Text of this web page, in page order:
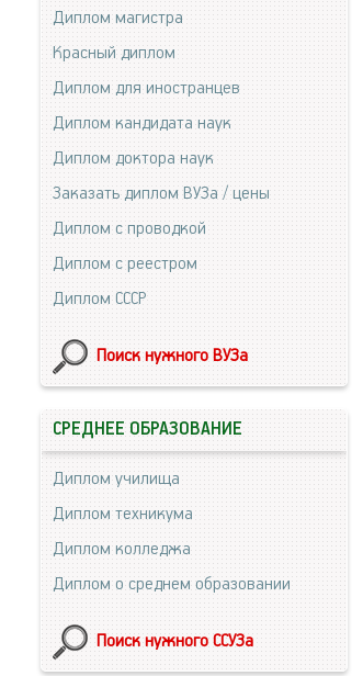
Диплом магистра
Красный диплом
Диплом для иностранцев
Диплом кандидата наук
Диплом доктора наук
Заказать диплом ВУЗа / цены
Диплом с проводкой
Диплом с реестром
Диплом СССР
Поиск нужного ВУЗа
СРЕДНЕЕ ОБРАЗОВАНИЕ
Диплом училища
Диплом техникума
Диплом колледжа
Диплом о среднем образовании
Поиск нужного ССУЗа